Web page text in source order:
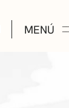
MENÚ